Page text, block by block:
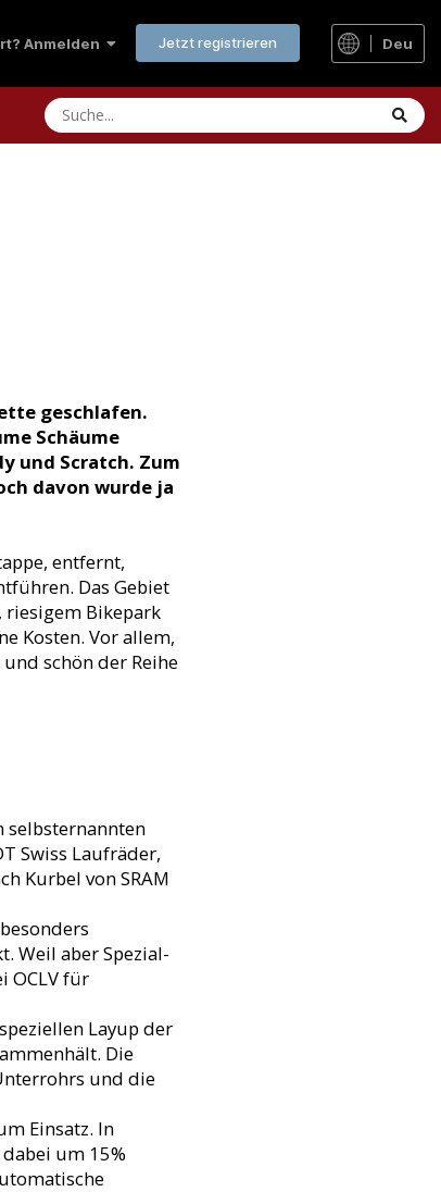
Anmelden Jetzt registrieren Deu
geschlafen.
Schäume
und Scratch. Zum
davon wurde ja
entfernt,
Das Gebiet
riesigem Bikepark
Kosten. Vor allem,
schön der Reihe
selbsternannten
Swiss Laufräder,
Kurbel von SRAM
Weil aber Spezial-
OCLV für
Layup der
Die
und die
Einsatz. In
um 15%